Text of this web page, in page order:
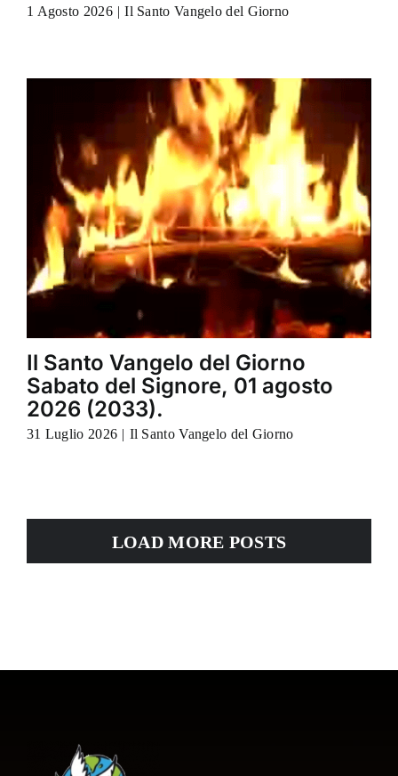
1 Agosto 2026 | Il Santo Vangelo del Giorno
Il Santo Vangelo del Giorno
Sabato del Signore, 01 agosto
2026 (2033).
31 Luglio 2026 | Il Santo Vangelo del Giorno
LOAD MORE POSTS